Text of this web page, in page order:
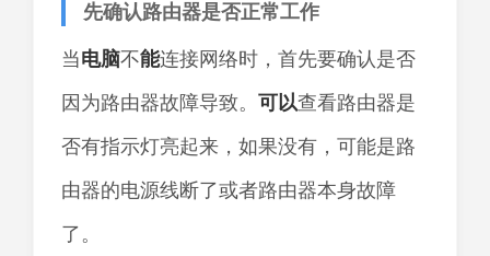
先确认路由器是否正常工作
当电脑不能连接网络时，首先要确认是否
因为路由器故障导致。 可以查看路由器是
否有指示灯亮起来，如果没有，可能是路
由器的电源线断了或者路由器本身故障
了。